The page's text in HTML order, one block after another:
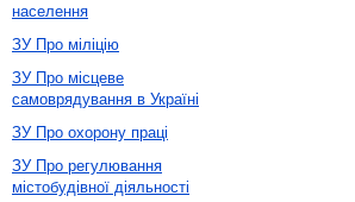
населення
ЗУ Про міліцію
ЗУ Про місцеве
самоврядування в Україні
ЗУ Про охорону праці
ЗУ Про регулювання
містобудівної діяльності